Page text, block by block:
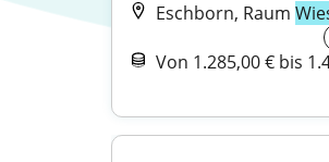
Eschborn, Raum
Von 1.285,00 € bis